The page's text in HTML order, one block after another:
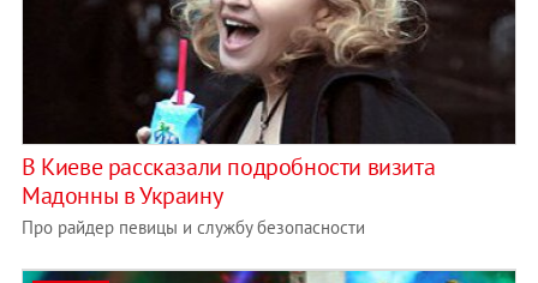
В Киеве рассказали подробности визита
Мадонны в Украину
Про райдер певицы и службу безопасности